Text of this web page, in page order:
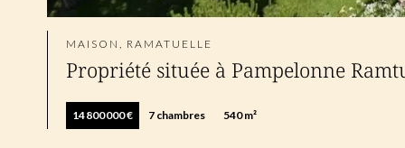
MAISON, RAMATUELLE
Propriété située à Pampelonne
14 800 000 € 7 chambres 540 m²